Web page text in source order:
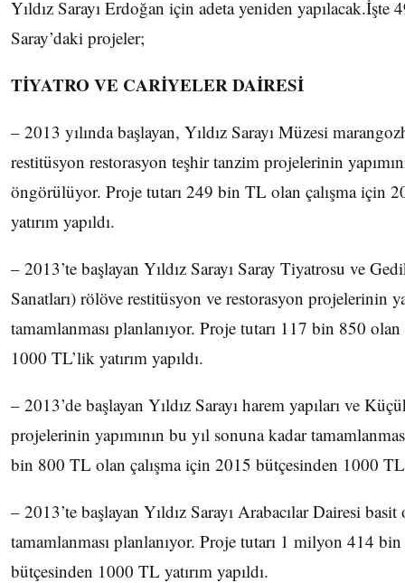
Yıldız Sarayı Erdoğan için adeta yeniden
Saray’daki projeler;
TİYATRO VE CARİYELER DAİRESİ
– 2013 yılında başlayan, Yıldız Sarayı Müzesi
restitüsyon restorasyon teşhir tanzim projelerinin
öngörülüyor. Proje tutarı 249 bin TL olan çalışma için
yatırım yapıldı.
– 2013’te başlayan Yıldız Sarayı Saray Tiyatrosu ve
Sanatları) rölöve restitüsyon ve restorasyon projelerinin
tamamlanması planlanıyor. Proje tutarı 117 bin 850
1000 TL’lik yatırım yapıldı.
– 2013’de başlayan Yıldız Sarayı harem yapıları ve
projelerinin yapımının bu yıl sonuna kadar
bin 800 TL olan çalışma için 2015 bütçesinden 1000 TL
– 2013’te başlayan Yıldız Sarayı Arabacılar Dairesi
tamamlanması planlanıyor. Proje tutarı 1 milyon 414
bütçesinden 1000 TL yatırım yapıldı.